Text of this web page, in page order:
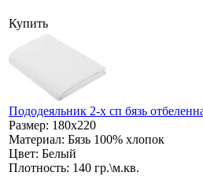
Купить
Пододеяльник 2-х сп бязь
Размер: 180х220
Материал: Бязь 100% хлопок
Цвет: Белый
Плотность: 140 гр.\м.кв.